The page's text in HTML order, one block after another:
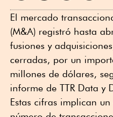
El mercado
(M&A) registró hasta
fusiones y
cerradas, por un
millones de dólares,
informe de TTR Data y
Estas cifras implican